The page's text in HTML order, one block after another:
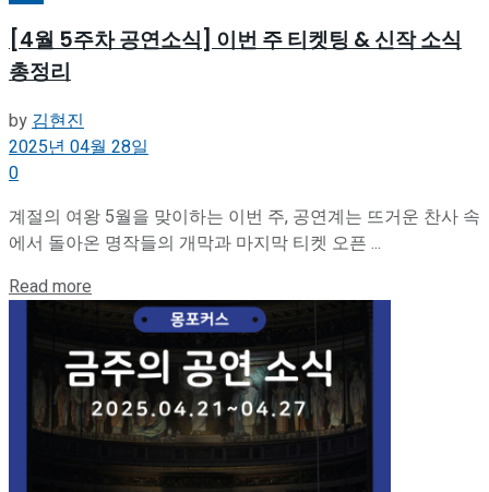
[4월 5주차 공연소식] 이번 주 티켓팅 & 신작 소식
총정리
by김현진
2025년 04월 28일
0
계절의 여왕 5월을 맞이하는 이번 주, 공연계는 뜨거운 찬사 속
에서 돌아온 명작들의 개막과 마지막 티켓 오픈 ...
Read more